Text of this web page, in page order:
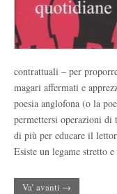
contrattuali – per
magari affermati e
poesia anglofona (o la
permettersi operazioni di
di più per educare il
Esiste un legame stretto
Va’ avanti →